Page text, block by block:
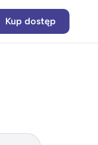
Kup dostęp